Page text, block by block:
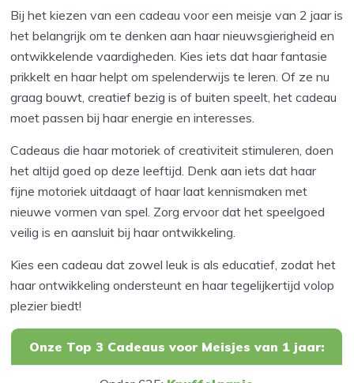
Bij het kiezen van een cadeau voor een meisje van 2 jaar is
het belangrijk om te denken aan haar nieuwsgierigheid en
ontwikkelende vaardigheden. Kies iets dat haar fantasie
prikkelt en haar helpt om spelenderwijs te leren. Of ze nu
graag bouwt, creatief bezig is of buiten speelt, het cadeau
moet passen bij haar energie en interesses.
Cadeaus die haar motoriek of creativiteit stimuleren, doen
het altijd goed op deze leeftijd. Denk aan iets dat haar
fijne motoriek uitdaagt of haar laat kennismaken met
nieuwe vormen van spel. Zorg ervoor dat het speelgoed
veilig is en aansluit bij haar ontwikkeling.
Kies een cadeau dat zowel leuk is als educatief, zodat het
haar ontwikkeling ondersteunt en haar tegelijkertijd volop
plezier biedt!
Onze Top 3 Cadeaus voor Meisjes van 1 jaar: